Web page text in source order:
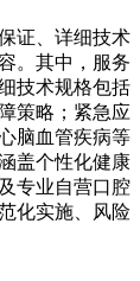
证、详细技术
。其中，服务
技术规格包括
策略；紧急应
脑血管疾病等
盖个性化健康
专业自营口腔
化实施、风险